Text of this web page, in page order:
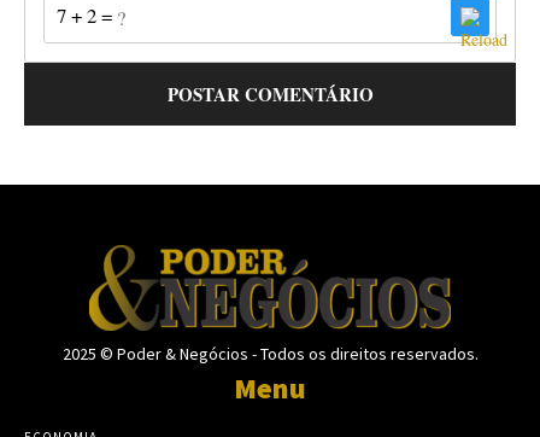
7 + 2 = ?
2025 © Poder & Negócios - Todos os direitos reservados.
Menu